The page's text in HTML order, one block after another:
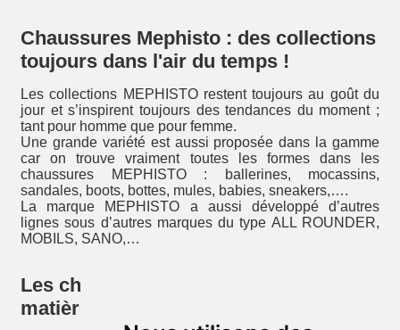
Chaussures Mephisto : des collections
toujours dans l'air du temps !
Les collections MEPHISTO restent toujours au goût du
jour et s’inspirent toujours des tendances du moment ;
tant pour homme que pour femme.
Une grande variété est aussi proposée dans la gamme
car on trouve vraiment toutes les formes dans les
chaussures MEPHISTO : ballerines, mocassins,
sandales, boots, bottes, mules, babies, sneakers,….
La marque MEPHISTO a aussi développé d’autres
lignes sous d’autres marques du type ALL ROUNDER,
MOBILS, SANO,…
Les chaussures Mephisto, le choix des
matières 100 % naturelles